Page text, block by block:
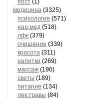
пост (1)
медицина (3325)
психология (571)
нар.мед (518)
лфк (379)
очищение (339)
красота (311)
напитки (269)
массаж (190)
светы (189)
питание (134)
лек.травы (84)